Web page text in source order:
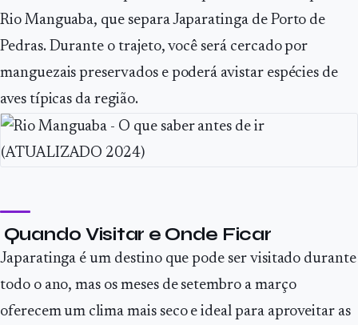
Rio Manguaba, que separa Japaratinga de Porto de
Pedras. Durante o trajeto, você será cercado por
manguezais preservados e poderá avistar espécies de
aves típicas da região.
Quando Visitar e Onde Ficar
Japaratinga é um destino que pode ser visitado durante
todo o ano, mas os meses de setembro a março
oferecem um clima mais seco e ideal para aproveitar as